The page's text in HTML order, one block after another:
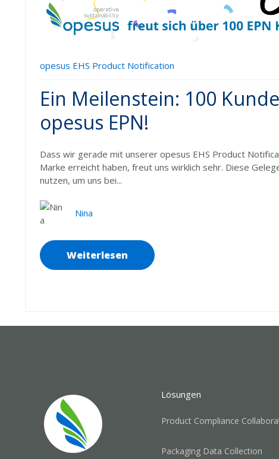
opesus EHS Product Notification
Ein Meilenstein: 100
opesus EPN!
Dass wir gerade mit unserer opesus EHS Product
Marke erreicht haben, freut uns wirklich sehr. Diese
nutzen, um uns bei...
Nina
Weiterlesen
Lösungen
Product Compliance
Packaging Data Collection